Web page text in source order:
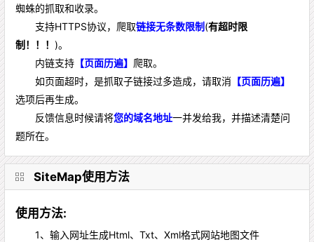
蜘蛛的抓取和收录。
支持HTTPS协议，爬取链接无条数限制 (有超时限
制！！！)。
内链支持 【页面历遍】 爬取。
如页面超时，是抓取子链接过多造成，请取消 【页面历遍】
选项后再生成。
反馈信息时候请将您的域名地址一并发给我，并描述清楚问
题所在。
SiteMap使用方法
使用方法:
1、输入网址生成Html、Txt、Xml格式网站地图文件